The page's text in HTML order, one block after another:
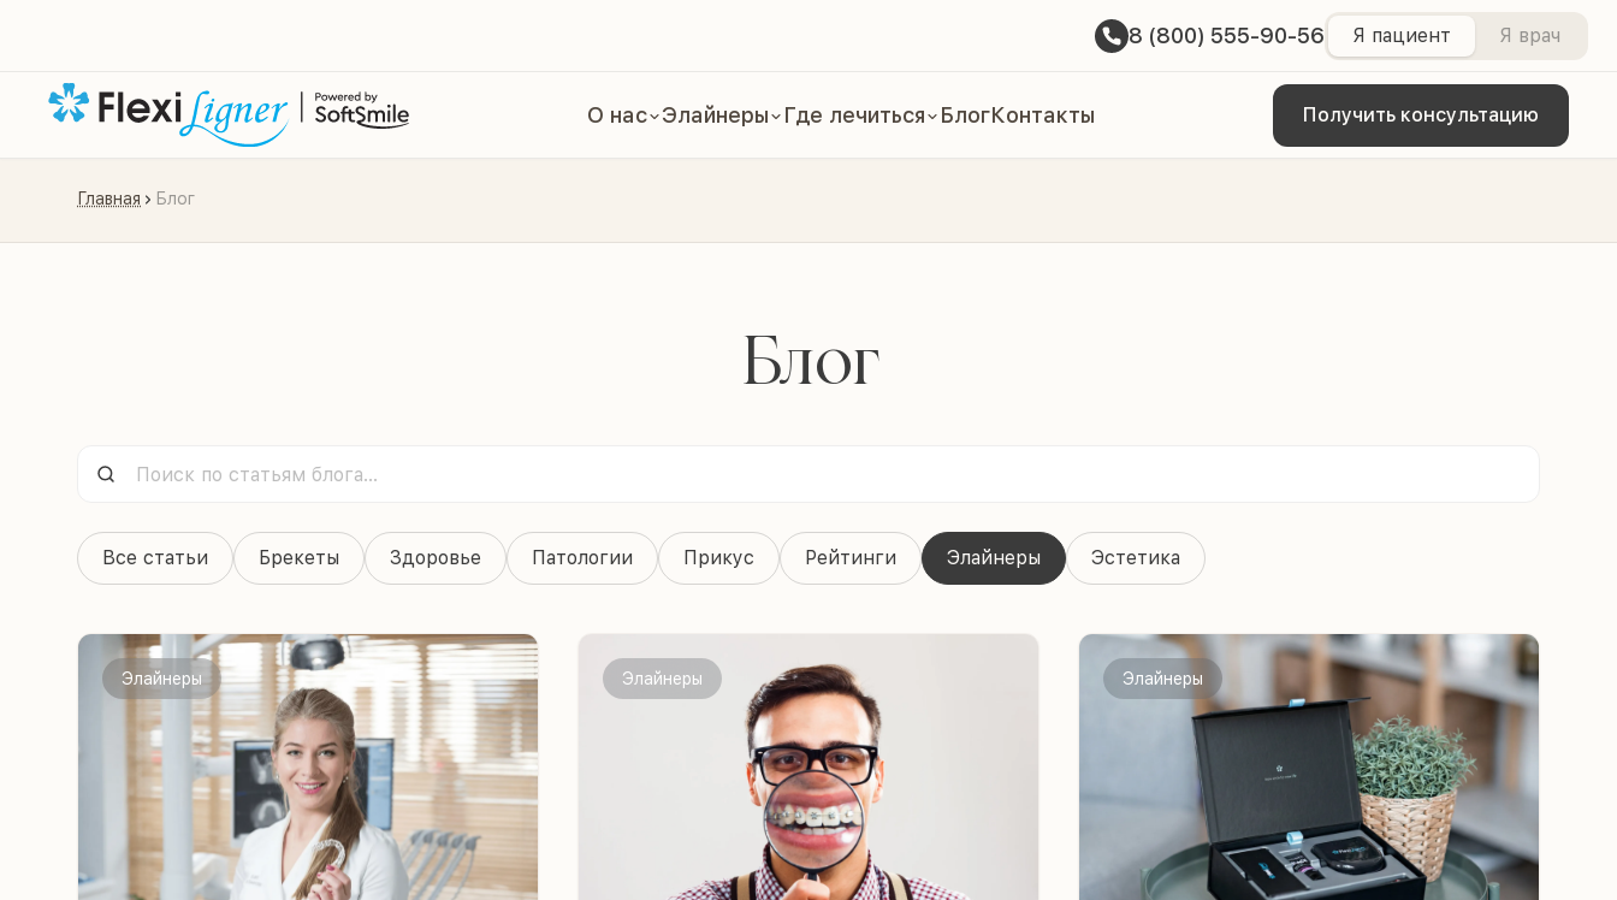
8 (800) 555-90-56 Я пациент Я врач
О нас Элайнеры Где лечиться БлогКонтакты Получить консультацию
Главная Блог
Блог
Все статьи Брекеты Здоровье Патологии Прикус Рейтинги Элайнеры Эстетика
Элайнеры Элайнеры Элайнеры